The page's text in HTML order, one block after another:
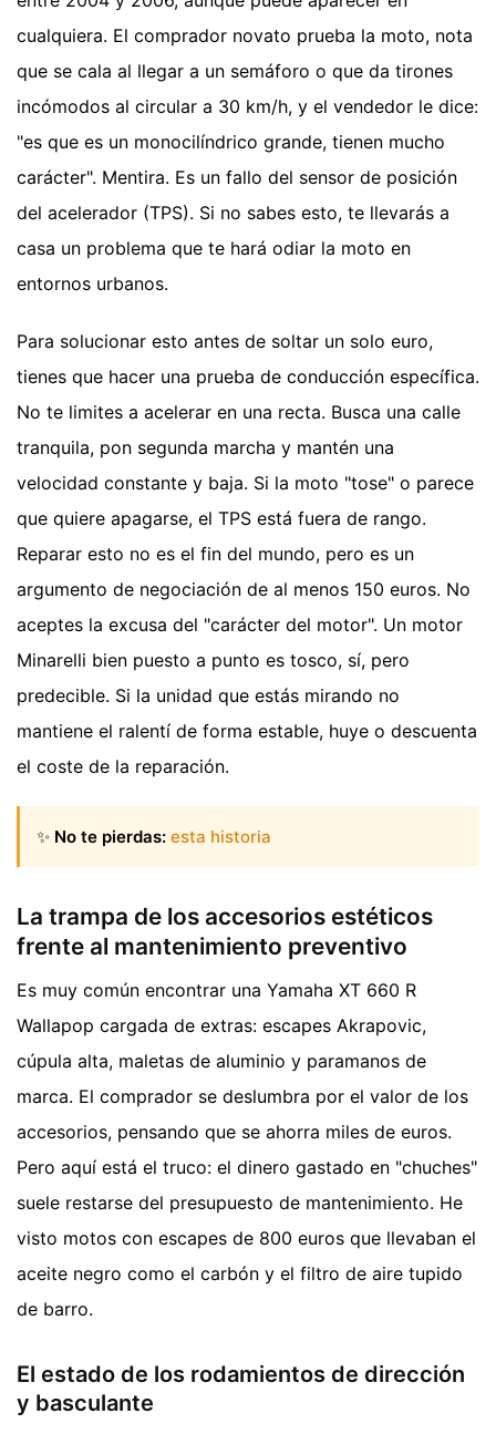
cualquiera. El comprador novato prueba la moto, nota
que se cala al llegar a un semáforo o que da tirones
incómodos al circular a 30 km/h, y el vendedor le dice:
"es que es un monocilíndrico grande, tienen mucho
carácter". Mentira. Es un fallo del sensor de posición
del acelerador (TPS). Si no sabes esto, te llevarás a
casa un problema que te hará odiar la moto en
entornos urbanos.
Para solucionar esto antes de soltar un solo euro,
tienes que hacer una prueba de conducción específica.
No te limites a acelerar en una recta. Busca una calle
tranquila, pon segunda marcha y mantén una
velocidad constante y baja. Si la moto "tose" o parece
que quiere apagarse, el TPS está fuera de rango.
Reparar esto no es el fin del mundo, pero es un
argumento de negociación de al menos 150 euros. No
aceptes la excusa del "carácter del motor". Un motor
Minarelli bien puesto a punto es tosco, sí, pero
predecible. Si la unidad que estás mirando no
mantiene el ralentí de forma estable, huye o descuenta
el coste de la reparación.
✨ No te pierdas: esta historia
La trampa de los accesorios estéticos
frente al mantenimiento preventivo
Es muy común encontrar una Yamaha XT 660 R
Wallapop cargada de extras: escapes Akrapovic,
cúpula alta, maletas de aluminio y paramanos de
marca. El comprador se deslumbra por el valor de los
accesorios, pensando que se ahorra miles de euros.
Pero aquí está el truco: el dinero gastado en "chuches"
suele restarse del presupuesto de mantenimiento. He
visto motos con escapes de 800 euros que llevaban el
aceite negro como el carbón y el filtro de aire tupido
de barro.
El estado de los rodamientos de dirección
y basculante